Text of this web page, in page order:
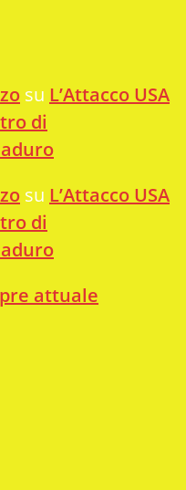
su L’Attacco USA
di
su L’Attacco USA
di
attuale